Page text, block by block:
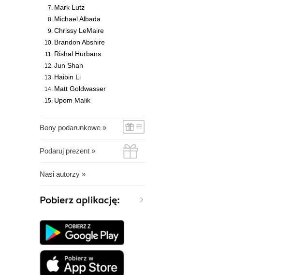
Mark Lutz
Michael Albada
Chrissy LeMaire
Brandon Abshire
Rishal Hurbans
Jun Shan
Haibin Li
Matt Goldwasser
Upom Malik
Bony podarunkowe »
Podaruj prezent »
Nasi autorzy »
Pobierz aplikację: